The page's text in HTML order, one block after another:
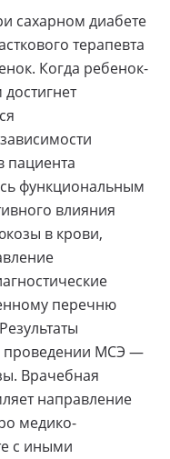
сахарном диабете
терапевта
Когда ребенок-
пациента
функциональным
влияния
в крови,
перечню
проведении МСЭ —
Врачебная
направление
медико-
с иными